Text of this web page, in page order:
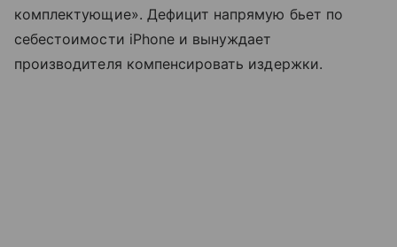
комплектующие». Дефицит напрямую бьет по
себестоимости iPhone и вынуждает
производителя компенсировать издержки.